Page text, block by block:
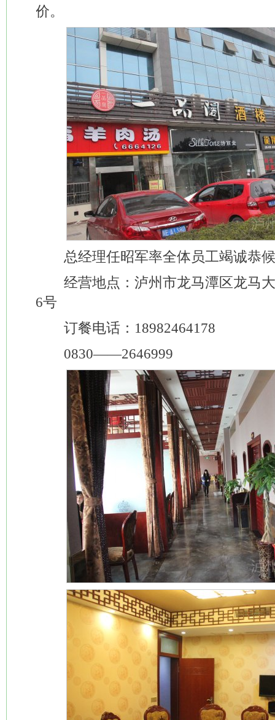
价。
总经理任昭军率全体员工竭诚恭
经营地点：泸州市龙马潭区龙马
6号
订餐电话：18982464178
0830——2646999